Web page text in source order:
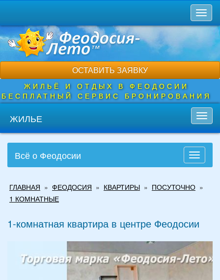
основному
содержанию
ОСТАВИТЬ ЗАЯВКУ
ЖИЛЬЁ И ОТДЫХ В ФЕОДОСИИ
БЕСПЛАТНЫЙ СЕРВИС БРОНИРОВАНИЯ
ЖИЛЬЕ
Toggle
Всё о Феодосии
здесь
ГЛАВНАЯ » ФЕОДОСИЯ » КВАРТИРЫ » ПОСУТОЧНО »
1 КОМНАТНЫЕ
1-комнатная квартира в центре Феодосии